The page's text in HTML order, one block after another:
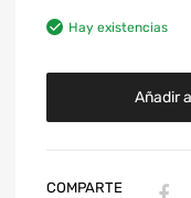
Hay existencias
Añadir
COMPARTE